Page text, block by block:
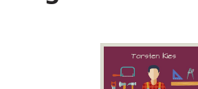
Bildergalerie überspringen